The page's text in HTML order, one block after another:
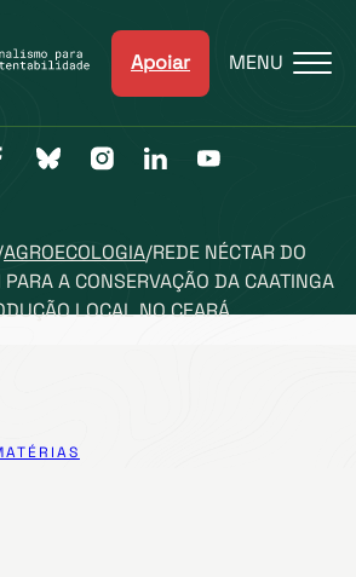
Apoiar MENU
AGROECOLOGIA/REDE NÉCTAR DO
A CONSERVAÇÃO DA CAATINGA
LOCAL NO CEARÁ